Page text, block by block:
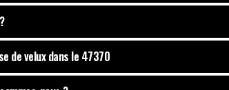
de velux dans le 47370